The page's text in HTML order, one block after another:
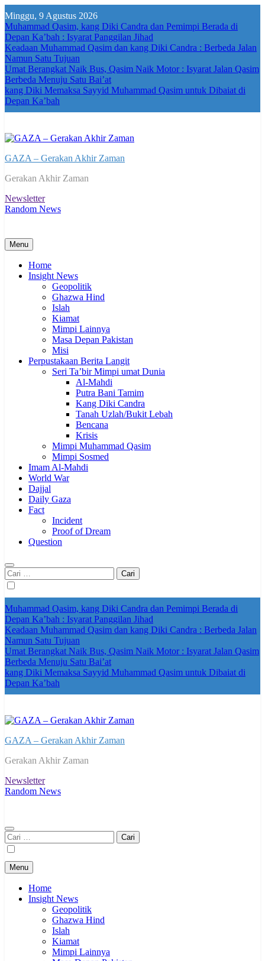
to
content
Minggu, 9 Agustus 2026
Muhammad Qasim, kang Diki Candra dan Pemimpi Berada di
Depan Ka’bah : Isyarat Panggilan Jihad
Keadaan Muhammad Qasim dan kang Diki Candra : Berbeda Jalan
Namun Satu Tujuan
Umat Berangkat Naik Bus, Qasim Naik Motor : Isyarat Jalan Qasim
Berbeda Menuju Satu Bai’at
kang Diki Memaksa Sayyid Muhammad Qasim untuk Dibaiat di
Depan Ka’bah
GAZA – Gerakan Akhir Zaman
Gerakan Akhir Zaman
Newsletter
Random News
Menu
Home
Insight News
Geopolitik
Ghazwa Hind
Islah
Kiamat
Mimpi Lainnya
Masa Depan Pakistan
Misi
Perpustakaan Berita Langit
Seri Ta’bir Mimpi umat Dunia
Al-Mahdi
Putra Bani Tamim
Kang Diki Candra
Tanah Uzlah/Bukit Lebah
Bencana
Krisis
Mimpi Muhammad Qasim
Mimpi Sosmed
Imam Al-Mahdi
World War
Dajjal
Daily Gaza
Fact
Incident
Proof of Dream
Question
Cari
untuk:
Muhammad Qasim, kang Diki Candra dan Pemimpi Berada di
Depan Ka’bah : Isyarat Panggilan Jihad
Keadaan Muhammad Qasim dan kang Diki Candra : Berbeda Jalan
Namun Satu Tujuan
Umat Berangkat Naik Bus, Qasim Naik Motor : Isyarat Jalan Qasim
Berbeda Menuju Satu Bai’at
kang Diki Memaksa Sayyid Muhammad Qasim untuk Dibaiat di
Depan Ka’bah
GAZA – Gerakan Akhir Zaman
Gerakan Akhir Zaman
Newsletter
Random News
Cari
untuk:
Menu
Home
Insight News
Geopolitik
Ghazwa Hind
Islah
Kiamat
Mimpi Lainnya